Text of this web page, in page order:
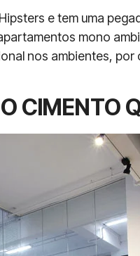
e tem uma
mono
nos ambientes, por
CIMENTO